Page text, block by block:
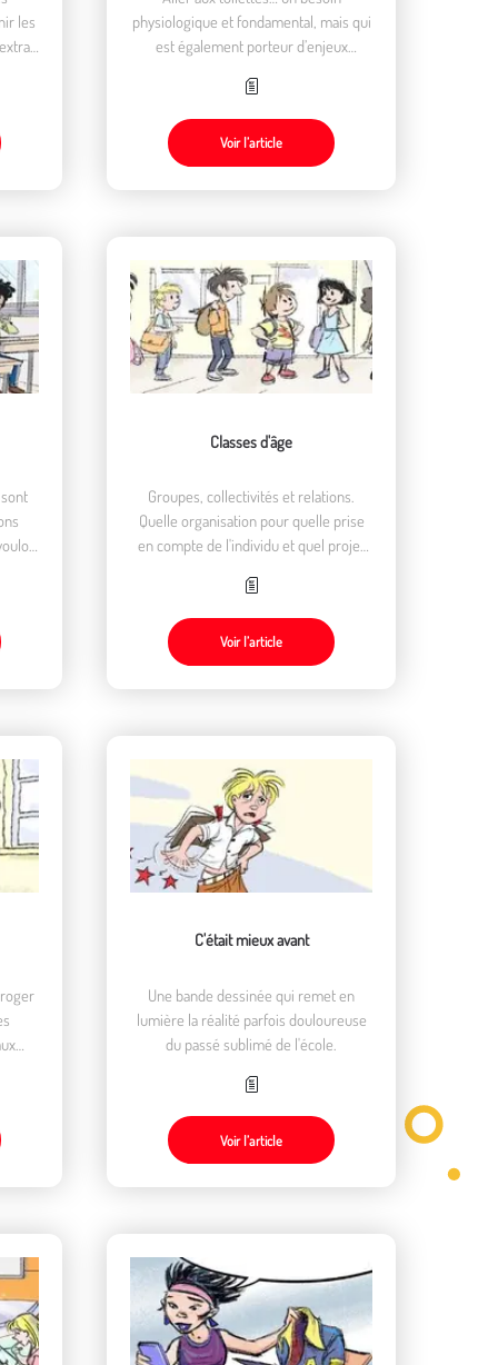
les
physiologique et fondamental, mais qui
est également porteur d’enjeux
corps
Voir l’article
Classes d'âge
Groupes, collectivités et relations.
Quelle organisation pour quelle prise
en compte de l'individu et quel projet
Voir l’article
C'était mieux avant
Une bande dessinée qui remet en
lumière la réalité parfois douloureuse
du passé sublimé de l'école.
Voir l’article